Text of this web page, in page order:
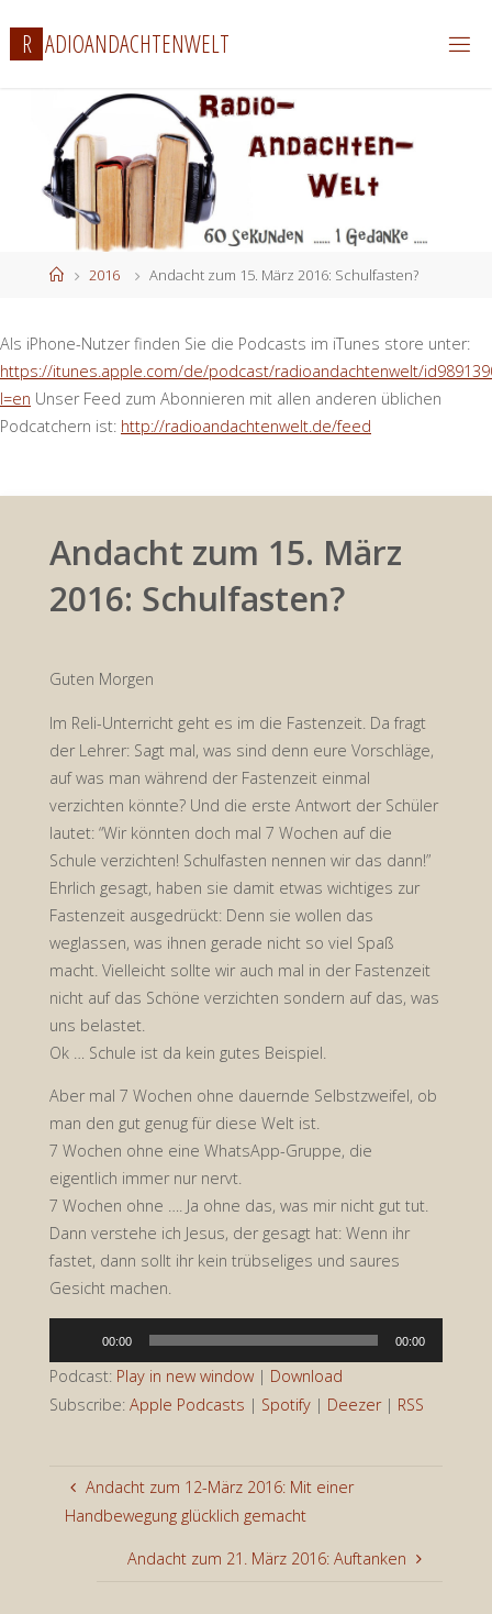
Inhalt
springen
R ADIOANDACHTENWELT
Start2016 Andacht zum 15. März 2016: Schulfasten?
Als iPhone-Nutzer finden Sie die Podcasts im iTunes store unter:
https://itunes.apple.com/de/podcast/radioandachtenwelt/
l=en Unser Feed zum Abonnieren mit allen anderen üblichen
Podcatchern ist: http://radioandachtenwelt.de/feed
Andacht zum 15. März
2016: Schulfasten?
Guten Morgen
Im Reli-Unterricht geht es im die Fastenzeit. Da fragt
der Lehrer: Sagt mal, was sind denn eure Vorschläge,
auf was man während der Fastenzeit einmal
verzichten könnte? Und die erste Antwort der Schüler
lautet: “Wir könnten doch mal 7 Wochen auf die
Schule verzichten! Schulfasten nennen wir das dann!”
Ehrlich gesagt, haben sie damit etwas wichtiges zur
Fastenzeit ausgedrückt: Denn sie wollen das
weglassen, was ihnen gerade nicht so viel Spaß
macht. Vielleicht sollte wir auch mal in der Fastenzeit
nicht auf das Schöne verzichten sondern auf das, was
uns belastet.
Ok … Schule ist da kein gutes Beispiel.
Aber mal 7 Wochen ohne dauernde Selbstzweifel, ob
man den gut genug für diese Welt ist.
7 Wochen ohne eine WhatsApp-Gruppe, die
eigentlich immer nur nervt.
7 Wochen ohne …. Ja ohne das, was mir nicht gut tut.
Dann verstehe ich Jesus, der gesagt hat: Wenn ihr
fastet, dann sollt ihr kein trübseliges und saures
Gesicht machen.
Player
00:00 00:00
Podcast: Play in new window| Download
Subscribe: Apple Podcasts | Spotify| Deezer| RSS
Andacht zum 12-März 2016: Mit einer
Handbewegung glücklich gemacht
Andacht zum 21. März 2016: Auftanken